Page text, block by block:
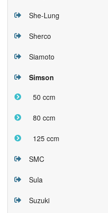
She-Lung
Sherco
Siamoto
Simson
50 ccm
80 ccm
125 ccm
SMC
Sula
Suzuki